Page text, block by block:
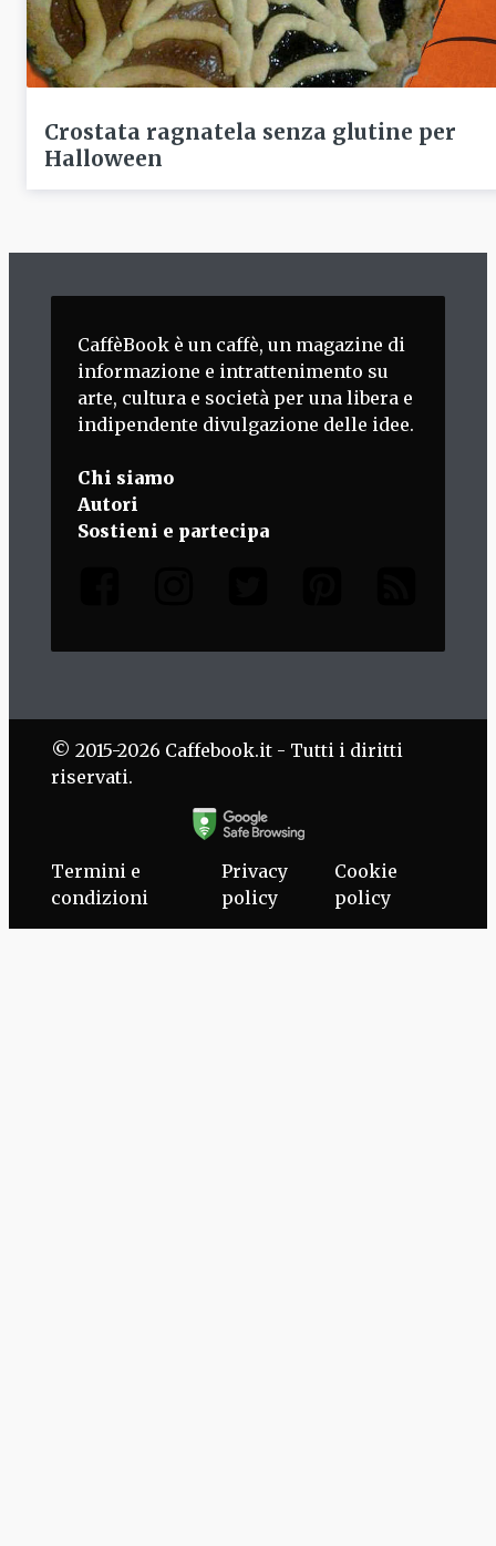
Crostata ragnatela senza glutine per
Halloween
CaffèBook è un caffè, un magazine di
informazione e intrattenimento su
arte, cultura e società per una libera e
indipendente divulgazione delle idee.
Chi siamo
Autori
Sostieni e partecipa
© 2015-2026 Caffebook.it - Tutti i diritti
riservati.
Termini e
condizioni
Privacy
policy
Cookie
policy